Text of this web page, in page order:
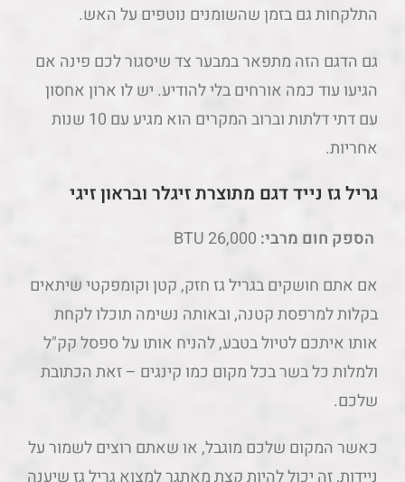
התלקחות גם בזמן שהשומנים נוטפים על האש.
גם הדגם הזה מתפאר במבער צד שיסגור לכם פינה אם
הגיעו עוד כמה אורחים בלי להודיע. יש לו ארון אחסון
עם דתי דלתות וברוב המקרים הוא מגיע עם 10 שנות
אחריות.
גריל גז נייד דגם מתוצרת זיגלר ובראון זיגי
הספק חום מרבי:
אם אתם חושקים בגריל גז חזק, קטן וקומפקטי שיתאים
בקלות למרפסת קטנה, ובאותה נשימה תוכלו לקחת
אותו איתכם לטיול בטבע, להניח אותו על ספסל קק"ל
ולמלות כל בשר בכל מקום כמו קינגים – זאת הכתובת
שלכם.
כאשר המקום שלכם מוגבל, או שאתם רוצים לשמור על
ניידות, זה יכול להיות קצת מאתגר למצוא גריל גז שיענה